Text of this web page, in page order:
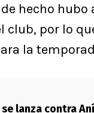
hecho hubo
club, por lo
la
lanza contra